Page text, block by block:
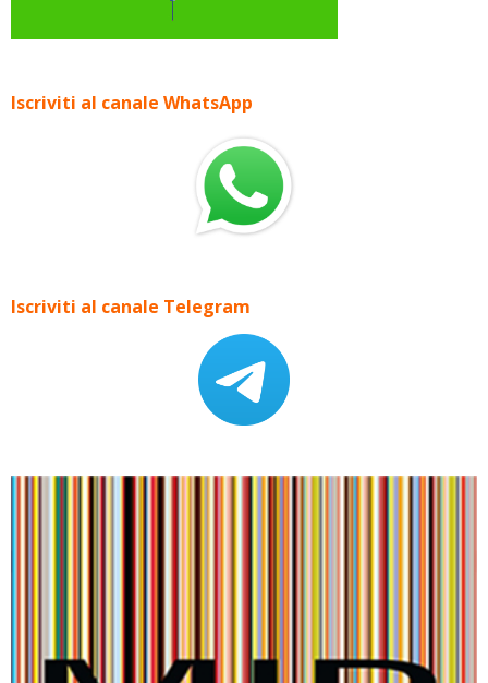
Iscriviti al canale WhatsApp
Iscriviti al canale Telegram